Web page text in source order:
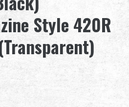
English (US)
日本語
Style 420R